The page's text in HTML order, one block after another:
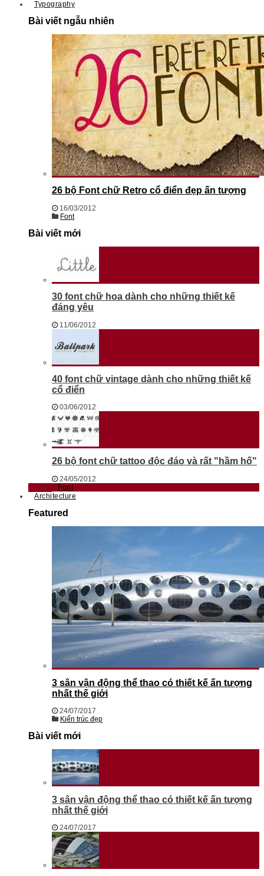
Typography
Bài viết ngẫu nhiên
26 bộ Font chữ Retro cổ điển đẹp ấn tượng
16/03/2012
Font
Bài viết mới
30 font chữ hoa dành cho những thiết kế
đáng yêu
11/06/2012
40 font chữ vintage dành cho những thiết kế
cổ điển
03/06/2012
26 bộ font chữ tattoo độc đáo và rất "hầm hố"
24/05/2012
Font
Architecture
Featured
3 sân vận động thể thao có thiết kế ấn tượng
nhất thế giới
24/07/2017
Kiến trúc đẹp
Bài viết mới
3 sân vận động thể thao có thiết kế ấn tượng
nhất thế giới
24/07/2017